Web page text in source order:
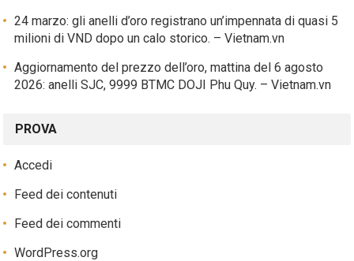
24 marzo: gli anelli d’oro registrano un’impennata di quasi 5
milioni di VND dopo un calo storico. – Vietnam.vn
Aggiornamento del prezzo dell’oro, mattina del 6 agosto
2026: anelli SJC, 9999 BTMC DOJI Phu Quy. – Vietnam.vn
PROVA
Accedi
Feed dei contenuti
Feed dei commenti
WordPress.org